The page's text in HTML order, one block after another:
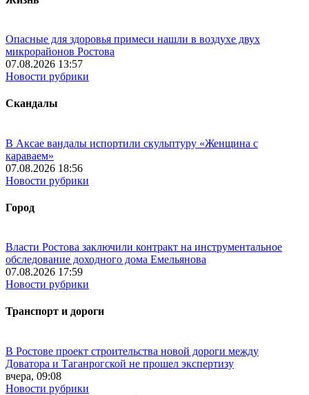
Опасные для здоровья примеси нашли в воздухе двух
микрорайонов Ростова
07.08.2026 13:57
Новости рубрики
Скандалы
В Аксае вандалы испортили скульптуру «Женщина с
караваем»
07.08.2026 18:56
Новости рубрики
Город
Власти Ростова заключили контракт на инструментальное
обследование доходного дома Емельянова
07.08.2026 17:59
Новости рубрики
Транспорт и дороги
В Ростове проект строительства новой дороги между
Доватора и Таганрогской не прошел экспертизу
вчера, 09:08
Новости рубрики